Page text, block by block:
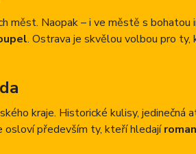
měst. Naopak – i ve městě s
. Ostrava je skvělou volbou pro
kraje. Historické kulisy, jedinečná
osloví především ty, kteří hledají